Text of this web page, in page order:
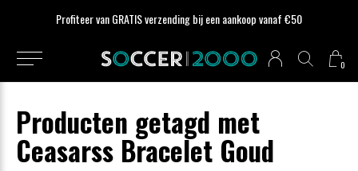
0
Profiteer van GRATIS verzending bij een aankoop vanaf €50
Producten getagd met
Ceasarss Bracelet Goud